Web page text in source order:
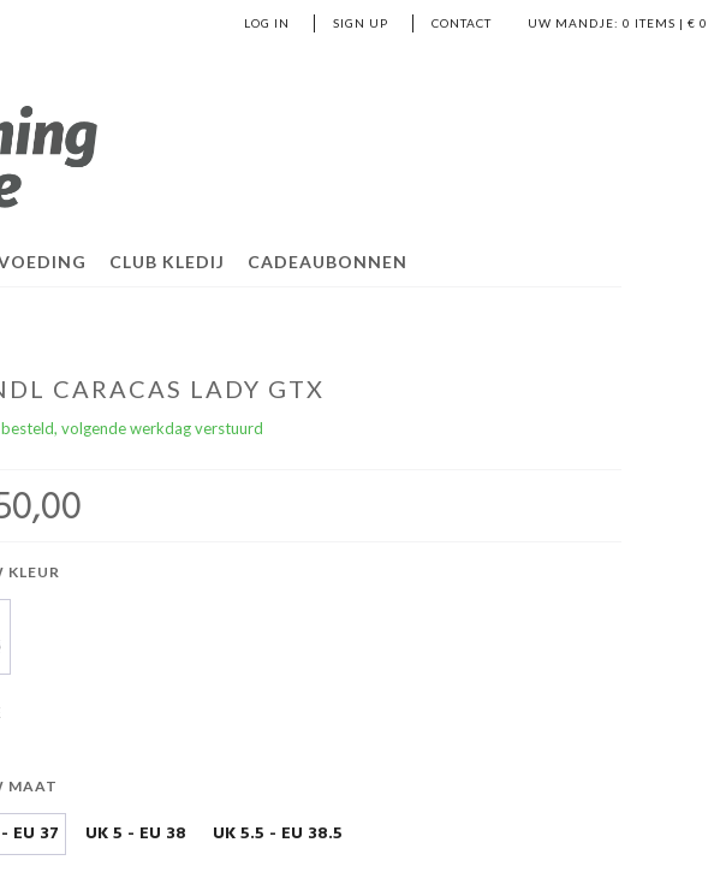
UW MANDJE: 0 ITEMS | € 0
LOG IN SIGN UP CONTACT
CLUB KLEDIJ CADEAUBONNEN
CARACAS LADY GTX
volgende werkdag verstuurd
KLEUR
MAAT
EU 37 UK 5 - EU 38 UK 5.5 - EU 38.5